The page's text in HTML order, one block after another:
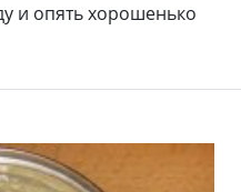
и опять хорошенько